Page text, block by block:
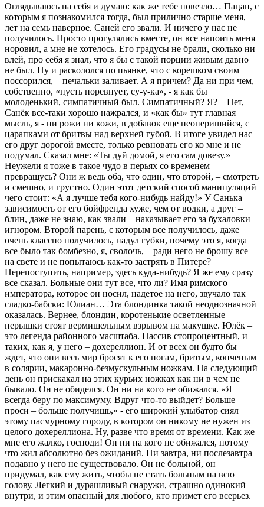
Оглядываюсь на себя и думаю: как же тебе повезло… Пацан, с
которым я познакомился тогда, был прилично старше меня,
лет на семь наверное. Саней его звали. И ничего у нас не
получилось. Просто прогулялись вместе, он все напоить меня
норовил, а мне не хотелось. Его градусы не брали, сколько ни
влей, про себя я знал, что я бы с такой порции живым давно
не был. Ну и раскололся по пьянке, что с корешком своим
поссорился, – печальки заливает. А я причем? Да ни при чем,
собственно, «пусть поревнует, су-у-ка», - я как бы
молоденький, симпатичный был. Симпатичный? Я? – Нет,
Санёк все-таки хорошо нажрался, и «как бы» тут главная
мысль, я - ни рожи ни кожи, в добавок еще неоперишийся, с
царапками от бритвы над верхней губой. В итоге увидел нас
его друг дорогой вместе, только ревновать его ко мне и не
подумал. Сказал мне: «Ты дуй домой, я его сам довезу.»
Неужели я тоже в такое чудо в перьях со временем
превращусь? Они ж ведь оба, что один, что второй, – смотреть
и смешно, и грустно. Один этот детский способ манипуляций
чего стоит: «А я лучше тебя кого-нибудь найду!» У Санька
зависимость от его бойфренда хуже, чем от водки, а друг –
блин, даже не знаю, как звали – наказывает его за бухаловки
игнором. Второй парень, с которым все получилось, даже
очень классно получилось, надул губки, почему это я, когда
все было так бомбезно, я, сволочь, – ради него не брошу все
на свете и не попытаюсь как-то застрять в Питере?
Перепоступить, например, здесь куда-нибудь? Я же ему сразу
все сказал. Больные они тут все, что ли? Имя римского
императора, которое он носил, надетое на него, звучало так
сладко-бабски: Юлиан… Эта блондинка такой неоднозначной
оказалась. Вернее, блондин, коротенькие осветленные
перышки стоят вермишельным взрывом на макушке. Юлёк –
это легенда районного масштаба. Пассив стопроцентный, и
таких, как я, у него – дохереллион. И от всех он будто бы
ждет, что они весь мир бросят к его ногам, бритым, копченым
в солярии, макаронно-безмускульным ножкам. На следующий
день он прискакал на этих курьих ножках как ни в чем не
бывало. Он не обиделся. Он ни на кого не обижался. «Я
всегда беру по максимуму. Вдруг что-то выйдет? Больше
проси – больше получишь,» - его широкий улыбатор сиял
этому пасмурному городу, в котором он никому не нужен из
целого дохереллиона. Ну, разве что время от времени. Как же
мне его жалко, господи! Он ни на кого не обижался, потому
что жил абсолютно без ожиданий. Ни завтра, ни послезавтра
подавно у него не существовало. Он не больной, он
придумал, как ему жить, чтобы не стать больным на всю
голову. Легкий и дурашливый снаружи, страшно одинокий
внутри, и этим опасный для любого, кто примет его всерьез.